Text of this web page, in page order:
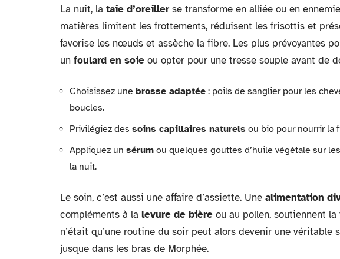
La nuit, la taie d’oreiller se transforme en alliée ou en
matières limitent les frottements, réduisent les frisottis et
favorise les nœuds et assèche la fibre. Les plus prévoyantes
un foulard en soie ou opter pour une tresse souple avant de
Choisissez une brosse adaptée : poils de sanglier pour les
boucles.
Privilégiez des soins capillaires naturels ou bio pour nourrir la
Appliquez un sérum ou quelques gouttes d’huile végétale sur
la nuit.
Le soin, c’est aussi une affaire d’assiette. Une alimentation
compléments à la levure de bière ou au pollen, soutiennent
n’était qu’une routine du soir peut alors devenir une
jusque dans les bras de Morphée.